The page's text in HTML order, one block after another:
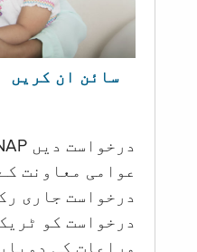
سائن ان کریں
درخواست دیں SNAP
عوامی معاونت
درخواست جاری
درخواست کو
مراعات کی